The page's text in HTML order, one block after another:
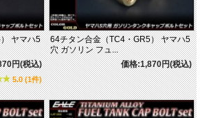
ヤマハ5
円(税込)
5.0 (1件)
64チタン合金（TC4・GR5） ヤマハ5
穴 ガソリン フュ...
価格:1,870円(税込)